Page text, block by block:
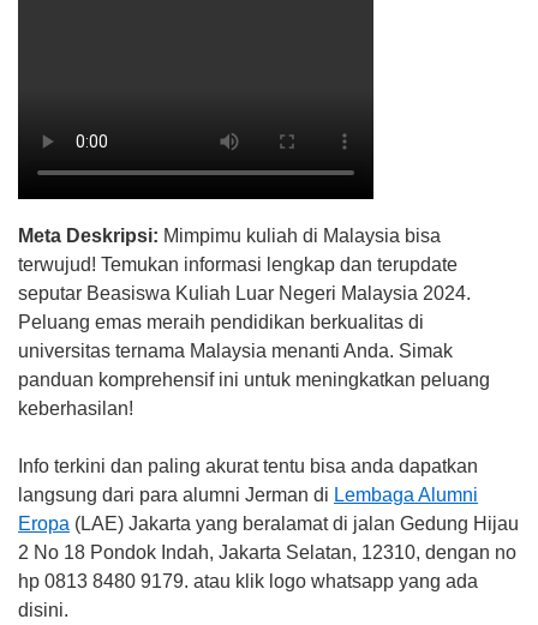
Meta Deskripsi: Mimpimu kuliah di Malaysia bisa
terwujud! Temukan informasi lengkap dan terupdate
seputar Beasiswa Kuliah Luar Negeri Malaysia 2024.
Peluang emas meraih pendidikan berkualitas di
universitas ternama Malaysia menanti Anda. Simak
panduan komprehensif ini untuk meningkatkan peluang
keberhasilan!
Info terkini dan paling akurat tentu bisa anda dapatkan
langsung dari para alumni Jerman di Lembaga Alumni
Eropa (LAE) Jakarta yang beralamat di jalan Gedung Hijau
2 No 18 Pondok Indah, Jakarta Selatan, 12310, dengan no
hp 0813 8480 9179. atau klik logo whatsapp yang ada
disini.